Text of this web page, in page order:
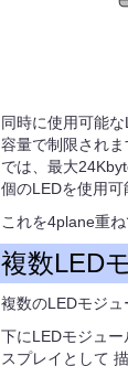
同時に使用可能
容量で制限され
では、最大
個のLEDを使用可
これを4plane重
複数LED
複数のLEDモジュ
下にLEDモジュ
スプレイとして